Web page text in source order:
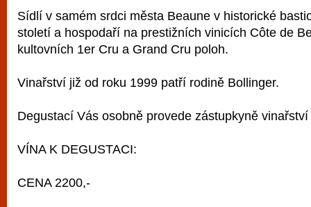
Sídlí v samém srdci města Beaune v historické
století a hospodaří na prestižních vinicích Côte de
kultovních 1er Cru a Grand Cru poloh.
Vinařství již od roku 1999 patří rodině Bollinger.
Degustací Vás osobně provede zástupkyně
VÍNA K DEGUSTACI:
CENA 2200,-